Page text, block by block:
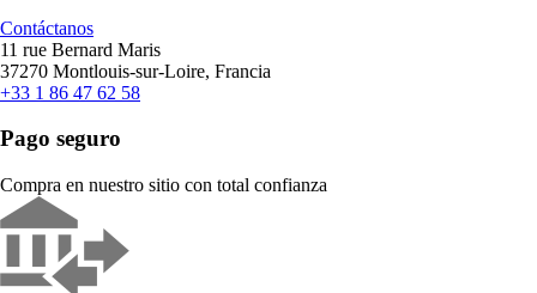
Contáctanos
11 rue Bernard Maris
37270 Montlouis-sur-Loire, Francia
+33 1 86 47 62 58
Pago seguro
Compra en nuestro sitio con total confianza